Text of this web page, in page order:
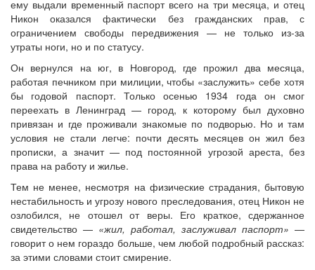
ему выдали временный паспорт всего на три месяца, и отец
Никон оказался фактически без гражданских прав, с
ограничением свободы передвижения — не только из-за
утраты ноги, но и по статусу.
Он вернулся на юг, в Новгород, где прожил два месяца,
работая печником при милиции, чтобы «заслужить» себе хотя
бы годовой паспорт. Только осенью 1934 года он смог
переехать в Ленинград — город, к которому был духовно
привязан и где проживали знакомые по подворью. Но и там
условия не стали легче: почти десять месяцев он жил без
прописки, а значит — под постоянной угрозой ареста, без
права на работу и жилье.
Тем не менее, несмотря на физические страдания, бытовую
нестабильность и угрозу нового преследования, отец Никон не
озлобился, не отошел от веры. Его краткое, сдержанное
свидетельство — «жил, работал, заслуживал паспорт» —
говорит о нем гораздо больше, чем любой подробный рассказ:
за этими словами стоит смирение.